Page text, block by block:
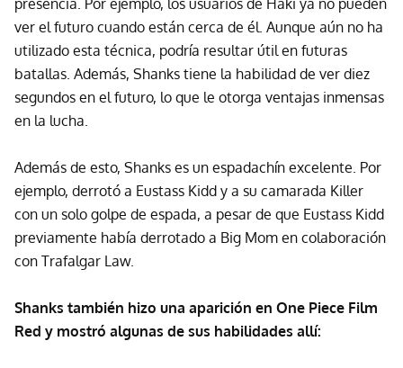
presencia. Por ejemplo, los usuarios de Haki ya no pueden
ver el futuro cuando están cerca de él. Aunque aún no ha
utilizado esta técnica, podría resultar útil en futuras
batallas. Además, Shanks tiene la habilidad de ver diez
segundos en el futuro, lo que le otorga ventajas inmensas
en la lucha.
Además de esto, Shanks es un espadachín excelente. Por
ejemplo, derrotó a Eustass Kidd y a su camarada Killer
con un solo golpe de espada, a pesar de que Eustass Kidd
previamente había derrotado a Big Mom en colaboración
con Trafalgar Law.
Shanks también hizo una aparición en One Piece Film
Red y mostró algunas de sus habilidades allí: